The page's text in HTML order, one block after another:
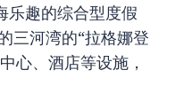
乐趣的综合型度假
三河湾的“拉格娜登
心、酒店等设施，